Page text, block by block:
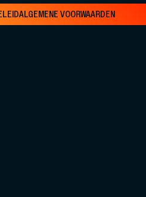
ALGEMENE VOORWAARDEN